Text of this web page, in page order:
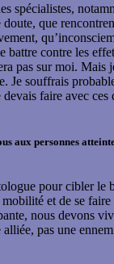
spécialistes,
que
battre contre les
pas sur moi. Mais
Je souffrais
faire avec
aux personnes
pour cibler le
et de se
nous devons
alliée, pas une